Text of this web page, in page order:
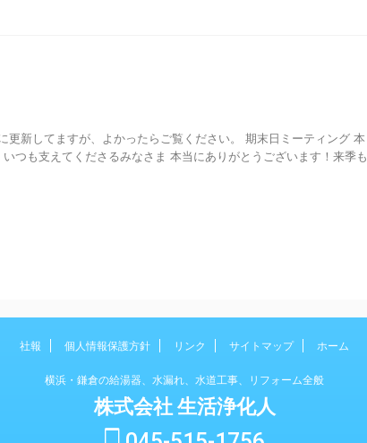
更新してますが、よかったらご覧ください。 期末日ミーティング 本
つも支えてくださるみなさま 本当にありがとうございます！来季も
社報 個人情報保護方針 リンク サイトマップ ホーム
横浜・鎌倉の給湯器、水漏れ、水道工事、リフォーム全般
株式会社 生活浄化人